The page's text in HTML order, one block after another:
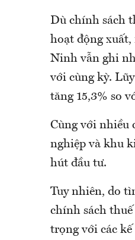
Dù chính sách
hoạt động
Ninh vẫn ghi
với cùng kỳ.
tăng 15,3% so
Cùng với nhiều
nghiệp và khu
hút đầu tư.
Tuy nhiên, do
chính sách
trọng với các